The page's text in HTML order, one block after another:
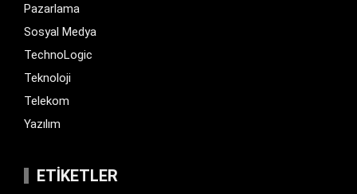
Pazarlama
Sosyal Medya
TechnoLogic
Teknoloji
Telekom
Yazılım
ETIKETLER